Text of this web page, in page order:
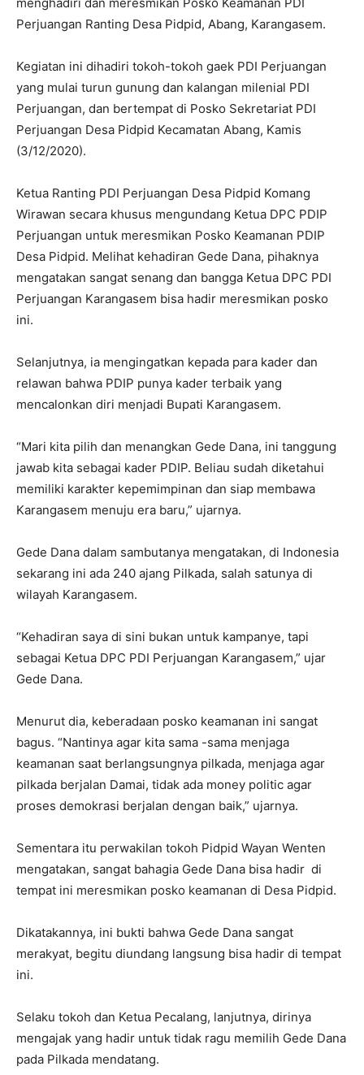
Perjuangan Ranting Desa Pidpid, Abang, Karangasem.
Kegiatan ini dihadiri tokoh-tokoh gaek PDI Perjuangan
yang mulai turun gunung dan kalangan milenial PDI
Perjuangan, dan bertempat di Posko Sekretariat PDI
Perjuangan Desa Pidpid Kecamatan Abang, Kamis
(3/12/2020).
Ketua Ranting PDI Perjuangan Desa Pidpid Komang
Wirawan secara khusus mengundang Ketua DPC PDIP
Perjuangan untuk meresmikan Posko Keamanan PDIP
Desa Pidpid. Melihat kehadiran Gede Dana, pihaknya
mengatakan sangat senang dan bangga Ketua DPC PDI
Perjuangan Karangasem bisa hadir meresmikan posko
ini.
Selanjutnya, ia mengingatkan kepada para kader dan
relawan bahwa PDIP punya kader terbaik yang
mencalonkan diri menjadi Bupati Karangasem.
“Mari kita pilih dan menangkan Gede Dana, ini tanggung
jawab kita sebagai kader PDIP. Beliau sudah diketahui
memiliki karakter kepemimpinan dan siap membawa
Karangasem menuju era baru,” ujarnya.
Gede Dana dalam sambutanya mengatakan, di Indonesia
sekarang ini ada 240 ajang Pilkada, salah satunya di
wilayah Karangasem.
“Kehadiran saya di sini bukan untuk kampanye, tapi
sebagai Ketua DPC PDI Perjuangan Karangasem,” ujar
Gede Dana.
Menurut dia, keberadaan posko keamanan ini sangat
bagus. “Nantinya agar kita sama -sama menjaga
keamanan saat berlangsungnya pilkada, menjaga agar
pilkada berjalan Damai, tidak ada money politic agar
proses demokrasi berjalan dengan baik,” ujarnya.
Sementara itu perwakilan tokoh Pidpid Wayan Wenten
mengatakan, sangat bahagia Gede Dana bisa hadir di
tempat ini meresmikan posko keamanan di Desa Pidpid.
Dikatakannya, ini bukti bahwa Gede Dana sangat
merakyat, begitu diundang langsung bisa hadir di tempat
ini.
Selaku tokoh dan Ketua Pecalang, lanjutnya, dirinya
mengajak yang hadir untuk tidak ragu memilih Gede Dana
pada Pilkada mendatang.